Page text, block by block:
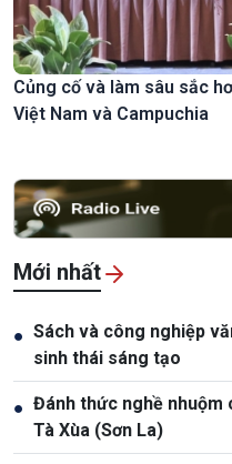
Củng cố và làm sâu sắc
Việt Nam và Campuchia
Mới nhất
● Sách và công nghiệp
sinh thái sáng tạo
● Đánh thức nghề nhuộm
Tà Xùa (Sơn La)